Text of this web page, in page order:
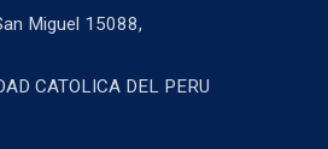
Miguel 15088,
CATOLICA DEL PERU